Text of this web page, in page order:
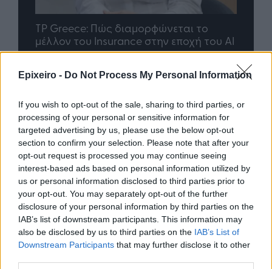
Epixeiro - Do Not Process My Personal Information
If you wish to opt-out of the sale, sharing to third parties, or
processing of your personal or sensitive information for
targeted advertising by us, please use the below opt-out
section to confirm your selection. Please note that after your
opt-out request is processed you may continue seeing
interest-based ads based on personal information utilized by
us or personal information disclosed to third parties prior to
your opt-out. You may separately opt-out of the further
disclosure of your personal information by third parties on the
IAB’s list of downstream participants. This information may
also be disclosed by us to third parties on the IAB’s List of
Downstream Participants that may further disclose it to other
Greece: Πώς διαμορφώνεται το
του Insurance στην εποχή του AI
Η ομάδα σου
σου
Advertorial
Περισσότερα από το
Το καλοκαίρι ανεβάζει τον
λογαριασμό για τους Έλληνες
καταναλωτές
07/08/26|17:17